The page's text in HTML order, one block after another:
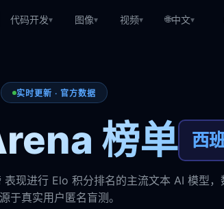
代码开发▾ 图像▾ 视频▾ 🌐中文▾
实时更新 · 官方数据
榜单 西
表现进行 Elo 积分排名的主流文本 AI 模型，
于真实用户匿名盲测。